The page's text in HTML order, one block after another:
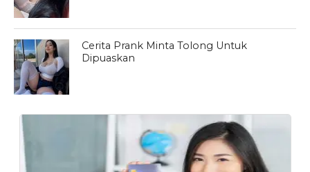
Cerita Prank Minta Tolong Untuk
Dipuaskan